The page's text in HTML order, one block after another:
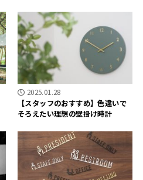
2025.01.28
【スタッフのおすすめ】色違いで
そろえたい理想の壁掛け時計